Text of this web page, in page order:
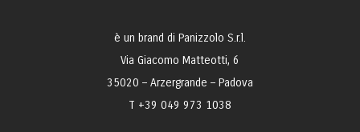
è un brand di Panizzolo S.r.l.
Via Giacomo Matteotti, 6
35020 – Arzergrande – Padova
T +39 049 973 1038